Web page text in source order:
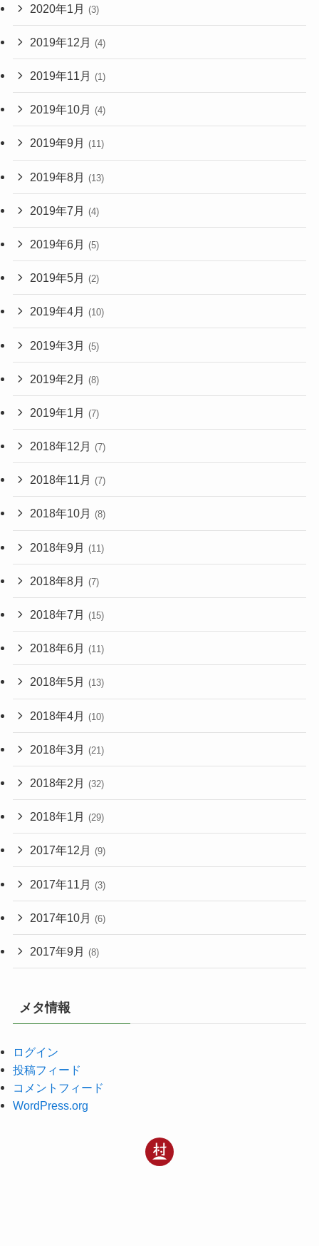
2020年1月 (3)
2019年12月 (4)
2019年11月 (1)
2019年10月 (4)
2019年9月 (11)
2019年8月 (13)
2019年7月 (4)
2019年6月 (5)
2019年5月 (2)
2019年4月 (10)
2019年3月 (5)
2019年2月 (8)
2019年1月 (7)
2018年12月 (7)
2018年11月 (7)
2018年10月 (8)
2018年9月 (11)
2018年8月 (7)
2018年7月 (15)
2018年6月 (11)
2018年5月 (13)
2018年4月 (10)
2018年3月 (21)
2018年2月 (32)
2018年1月 (29)
2017年12月 (9)
2017年11月 (3)
2017年10月 (6)
2017年9月 (8)
メタ情報
ログイン
投稿フィード
コメントフィード
WordPress.org